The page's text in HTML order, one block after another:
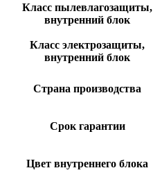
Класс пылевлагозащиты,
внутренний блок
Класс электрозащиты,
внутренний блок
Страна производства
Срок гарантии
Цвет внутреннего блока